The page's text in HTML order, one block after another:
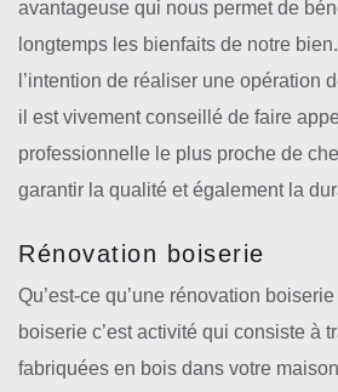
avantageuse qui nous permet de
longtemps les bienfaits de notre
l’intention de réaliser une opération
il est vivement conseillé de faire
professionnelle le plus proche de
garantir la qualité et également la
Rénovation boiserie
Qu’est-ce qu’une rénovation
boiserie c’est activité qui consiste à
fabriquées en bois dans votre